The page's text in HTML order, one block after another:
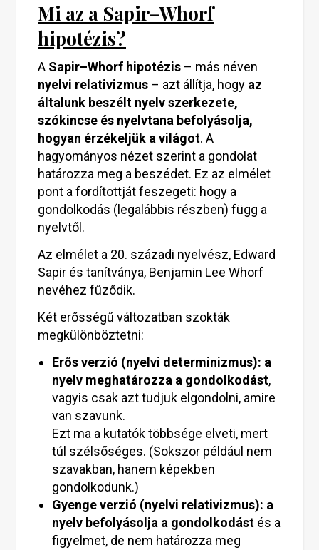
Mi az a Sapir–Whorf
hipotézis?
A Sapir–Whorf hipotézis – más néven
nyelvi relativizmus – azt állítja, hogy az
általunk beszélt nyelv szerkezete,
szókincse és nyelvtana befolyásolja,
hogyan érzékeljük a világot. A
hagyományos nézet szerint a gondolat
határozza meg a beszédet. Ez az elmélet
pont a fordítottját feszegeti: hogy a
gondolkodás (legalábbis részben) függ a
nyelvtől.
Az elmélet a 20. századi nyelvész, Edward
Sapir és tanítványa, Benjamin Lee Whorf
nevéhez fűződik.
Két erősségű változatban szokták
megkülönböztetni:
Erős verzió (nyelvi determinizmus): a
nyelv meghatározza a gondolkodást,
vagyis csak azt tudjuk elgondolni, amire
van szavunk.
Ezt ma a kutatók többsége elveti, mert
túl szélsőséges. (Sokszor például nem
szavakban, hanem képekben
gondolkodunk.)
Gyenge verzió (nyelvi relativizmus): a
nyelv befolyásolja a gondolkodást és a
figyelmet, de nem határozza meg